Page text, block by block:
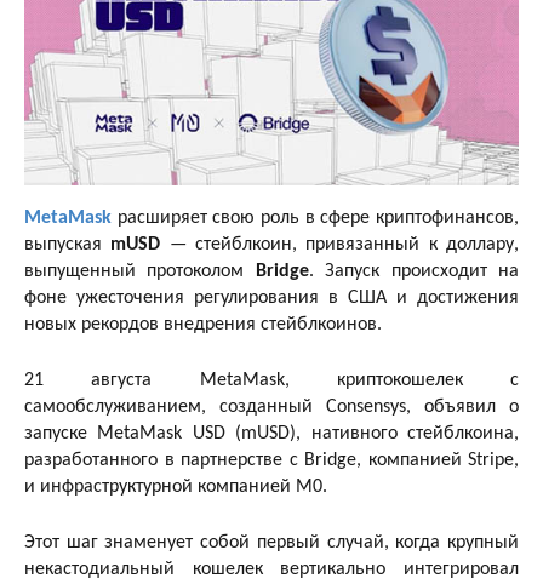
MetaMask расширяет свою роль в сфере криптофинансов,
выпуская mUSD — стейблкоин, привязанный к доллару,
выпущенный протоколом
Bridge. Запуск происходит на
фоне ужесточения регулирования в США и достижения
новых рекордов внедрения стейблкоинов.
21 августа MetaMask, криптокошелек с
самообслуживанием, созданный Consensys, объявил о
запуске MetaMask USD (mUSD), нативного стейблкоина,
разработанного в партнерстве с Bridge, компанией Stripe,
и инфраструктурной компанией M0.
Этот шаг знаменует собой первый случай, когда крупный
некастодиальный кошелек вертикально интегрировал